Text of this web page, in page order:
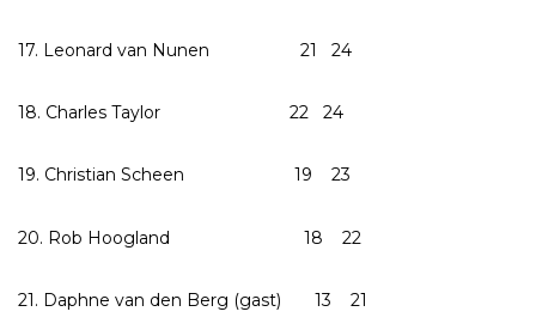
17. Leonard van Nunen 21 24
18. Charles Taylor 22 24
19. Christian Scheen 19 23
20. Rob Hoogland 18 22
21. Daphne van den Berg (gast) 13 21